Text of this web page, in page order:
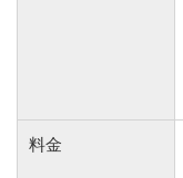
料金